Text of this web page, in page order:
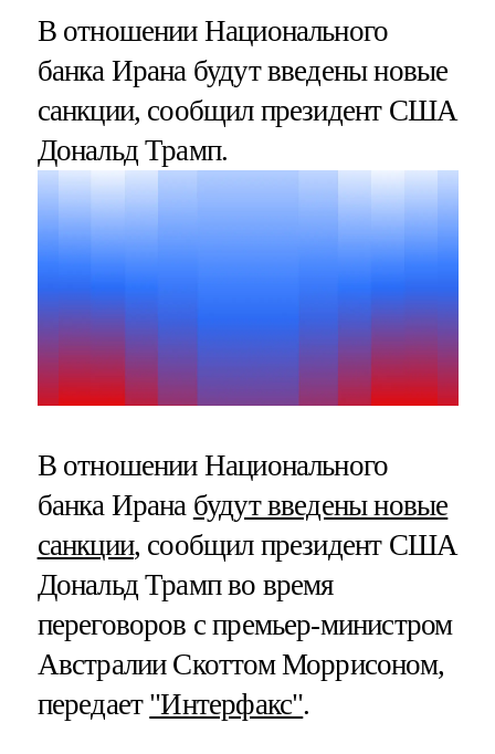
В отношении Национального
банка Ирана будут введены новые
санкции, сообщил президент США
Дональд Трамп.
В отношении Национального
банка Ирана будут введены новые
санкции, сообщил президент США
Дональд Трамп во время
переговоров с премьер-министром
Австралии Скоттом Моррисоном,
передает "Интерфакс".